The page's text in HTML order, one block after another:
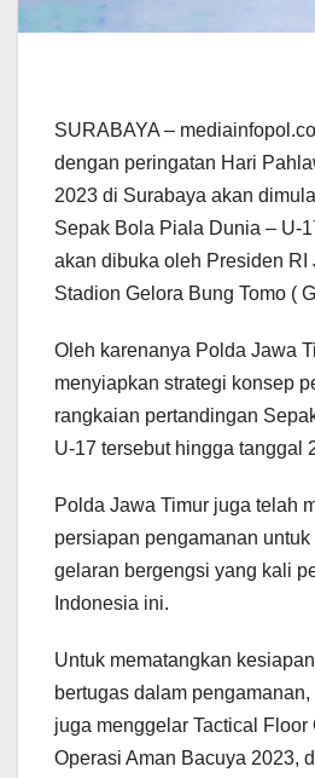
SURABAYA –
dengan peringatan Hari
2023 di Surabaya akan
Sepak Bola Piala Dunia – U-
akan dibuka oleh Presiden RI
Stadion Gelora Bung Tomo (
Oleh karenanya Polda Jawa
menyiapkan strategi konsep
rangkaian pertandingan
U-17 tersebut hingga tanggal
Polda Jawa Timur juga telah
persiapan pengamanan
gelaran bergengsi yang kali
Indonesia ini.
Untuk mematangkan
bertugas dalam
juga menggelar Tactical Floor
Operasi Aman Bacuya 2023,